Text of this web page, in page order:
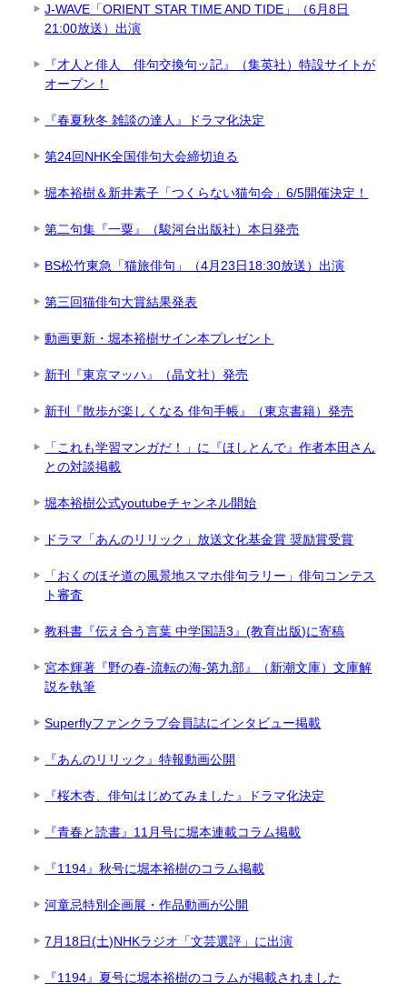
J-WAVE「ORIENT STAR TIME AND TIDE」（6月8日
21:00放送）出演
『才人と俳人 俳句交換句ッ記』（集英社）特設サイトが
オープン！
『春夏秋冬 雑談の達人』ドラマ化決定
第24回NHK全国俳句大会締切迫る
堀本裕樹＆新井素子「つくらない猫句会」6/5開催決定！
第二句集『一粟』（駿河台出版社）本日発売
BS松竹東急「猫旅俳句」（4月23日18:30放送）出演
第三回猫俳句大賞結果発表
動画更新・堀本裕樹サイン本プレゼント
新刊『東京マッハ』（晶文社）発売
新刊『散歩が楽しくなる 俳句手帳』（東京書籍）発売
「これも学習マンガだ！」に『ほしとんで』作者本田さん
との対談掲載
堀本裕樹公式youtubeチャンネル開始
ドラマ「あんのリリック」放送⽂化基⾦賞 奨励賞受賞
「おくのほそ道の風景地スマホ俳句ラリー」俳句コンテス
ト審査
教科書『伝え合う言葉 中学国語3』(教育出版)に寄稿
宮本輝著『野の春-流転の海-第九部』（新潮文庫）文庫解
説を執筆
Superflyファンクラブ会員誌にインタビュー掲載
『あんのリリック』特報動画公開
『桜木杏、俳句はじめてみました』ドラマ化決定
『青春と読書』11月号に堀本連載コラム掲載
『1194』秋号に堀本裕樹のコラム掲載
河童忌特別企画展・作品動画が公開
7月18日(土)NHKラジオ「文芸選評」に出演
『1194』夏号に堀本裕樹のコラムが掲載されました